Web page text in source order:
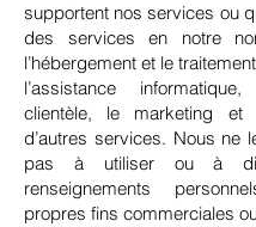
supportent nos services ou
des services en notre
l’hébergement et le
l’assistance
clientèle, le marketing et
d’autres services. Nous ne
pas à utiliser ou à
renseignements
propres fins commerciales